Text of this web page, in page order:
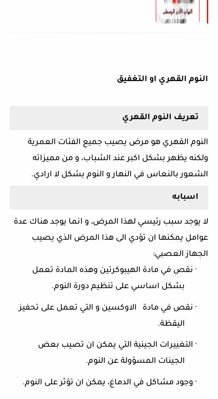
النوم القهري او التغفيق
تعريف النوم القهري
النوم القهري هو مرض يصيب جميع الفئات العمرية
ولكنه يظهر بشكل اكبر عند الشباب، و من مميزاته
الشعور بالنعاس في النهار و النوم بشكل لا ارادي.
اسبابه
لا يوجد سبب رئيسي لهذا المرض، و انما يوجد هناك عدة
عوامل يمكنها ان تؤدي الى هذا المرض الذي يصيب
الجهاز العصبي:
· نقص في مادة الهيبوكرتين وهذه المادة تعمل
بشكل اساسي على تنظيم دورة النوم.
· نقص في مادة الاوكسين و التي تعمل على تحفيز
اليقظة.
· التغييرات الجينية التي يمكن ان تصيب بعض
الجينات المسؤولة عن النوم.
· وجود مشاكل في الدماغ، يمكن ان تؤثر على النوم.